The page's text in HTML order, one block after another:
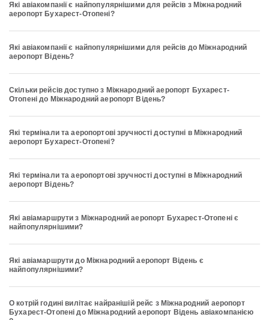
Які авіакомпанії є найпопулярнішими для рейсів з Міжнародний
аеропорт Бухарест-Отопені?
Які авіакомпанії є найпопулярнішими для рейсів до Міжнародний
аеропорт Відень?
Скільки рейсів доступно з Міжнародний аеропорт Бухарест-
Отопені до Міжнародний аеропорт Відень?
Які термінали та аеропортові зручності доступні в Міжнародний
аеропорт Бухарест-Отопені?
Які термінали та аеропортові зручності доступні в Міжнародний
аеропорт Відень?
Які авіамаршрути з Міжнародний аеропорт Бухарест-Отопені є
найпопулярнішими?
Які авіамаршрути до Міжнародний аеропорт Відень є
найпопулярнішими?
О котрій годині вилітає найранішій рейс з Міжнародний аеропорт
Бухарест-Отопені до Міжнародний аеропорт Відень авіакомпанією